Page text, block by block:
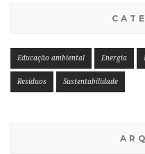
Educação ambiental Energia
Resíduos Sustentabilidade